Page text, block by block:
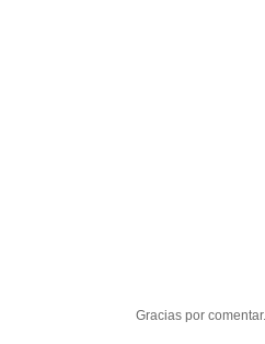
Gracias por comentar.